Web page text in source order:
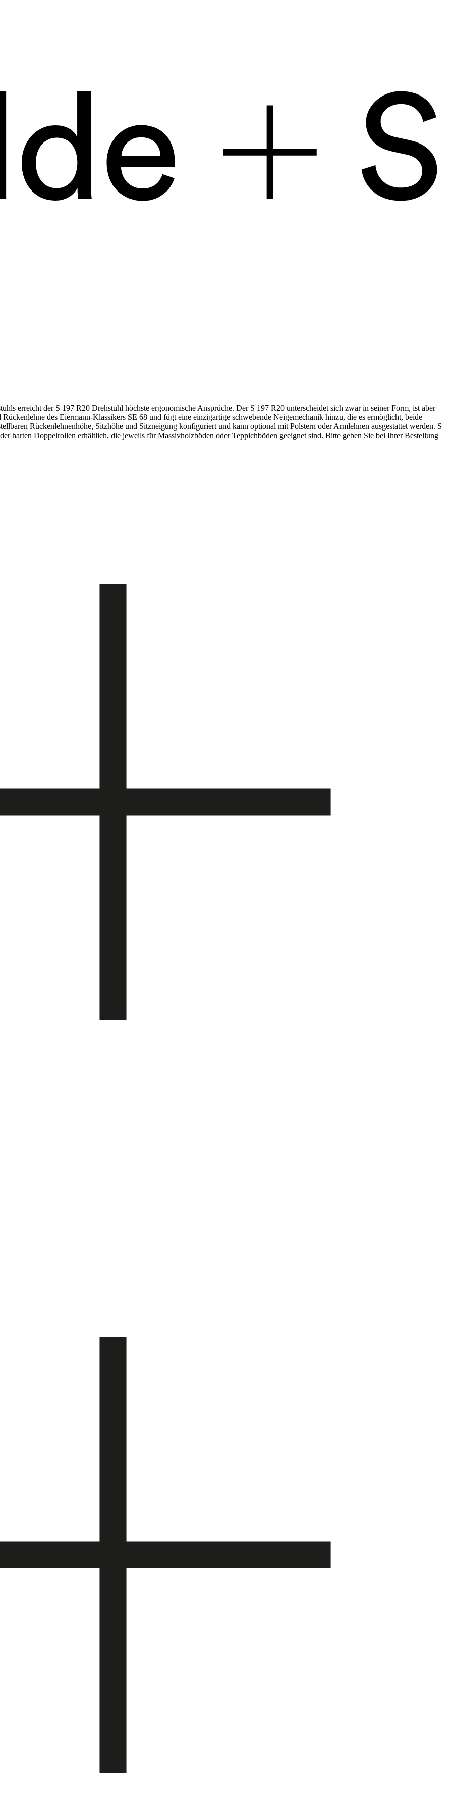
erreicht der S 197 R20 Drehstuhl höchste ergonomische Ansprüche. Der S 197 R20 unterscheidet sich zwar in seiner Form, ist aber
des Eiermann-Klassikers SE 68 und fügt eine einzigartige schwebende Neigemechanik hinzu, die es ermöglicht, beide
Rückenlehnenhöhe, Sitzhöhe und Sitzneigung konfiguriert und kann optional mit Polstern oder Armlehnen ausgestattet werden. S
harten Doppelrollen erhältlich, die jeweils für Massivholzböden oder Teppichböden geeignet sind. Bitte geben Sie bei Ihrer Bestellung